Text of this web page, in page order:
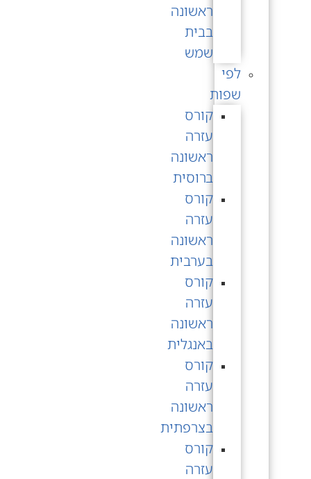
ראשונה
בבית
שמש
לפי
שפות
קורס
עזרה
ראשונה
ברוסית
קורס
עזרה
ראשונה
בערבית
קורס
עזרה
ראשונה
באנגלית
קורס
עזרה
ראשונה
בצרפתית
קורס
עזרה